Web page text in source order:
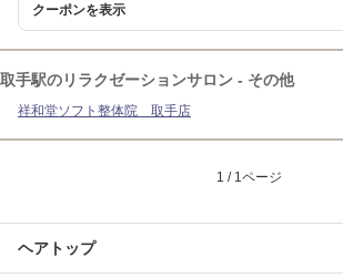
クーポンを表示
取手駅のリラクゼーションサロン - その他
祥和堂ソフト整体院 取手店
1 / 1ページ
ヘアトップ